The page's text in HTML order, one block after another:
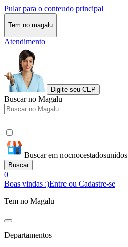
Pular para o conteudo principal
Tem no magalu
Atendimento
Digite seu CEP
Buscar no Magalu
Buscar em nocnocestadosunidos
Buscar
0
Boas vindas :)Entre ou Cadastre-se
Tem no Magalu
Departamentos